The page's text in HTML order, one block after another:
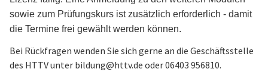
sowie zum Prüfungskurs ist zusätzlich erforderlich - damit
die Termine frei gewählt werden können.
Bei Rückfragen wenden Sie sich gerne an die Geschäftsstelle
des HTTV unter bildung@httv.de oder 06403 956810.